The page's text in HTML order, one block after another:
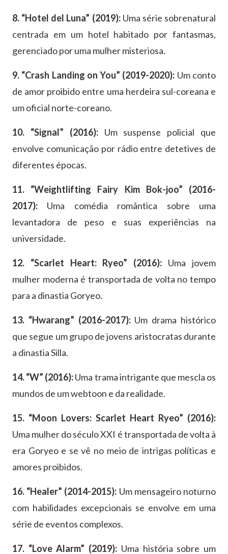
8. “Hotel del Luna” (2019):Uma série sobrenatural
centrada em um hotel habitado por fantasmas,
gerenciado por uma mulher misteriosa.
9. “Crash Landing on You” (2019-2020): Um conto
de amor proibido entre uma herdeira sul-coreana e
um oficial norte-coreano.
10. “Signal” (2016):Um suspense policial que
envolve comunicação por rádio entre detetives de
diferentes épocas.
11. “Weightlifting Fairy Kim Bok-joo” (2016-
2017): Uma comédia romântica sobre uma
levantadora de peso e suas experiências na
universidade.
12. “Scarlet Heart: Ryeo” (2016): Uma jovem
mulher moderna é transportada de volta no tempo
para a dinastia Goryeo.
13. “Hwarang” (2016-2017):Um drama histórico
que segue um grupo de jovens aristocratas durante
a dinastia Silla.
14. “W” (2016):Uma trama intrigante que mescla os
mundos de um webtoon e da realidade.
15. “Moon Lovers: Scarlet Heart Ryeo” (2016):
Uma mulher do século XXI é transportada de volta à
era Goryeo e se vê no meio de intrigas políticas e
amores proibidos.
16. “Healer” (2014-2015): Um mensageiro noturno
com habilidades excepcionais se envolve em uma
série de eventos complexos.
17. “Love Alarm” (2019): Uma história sobre um